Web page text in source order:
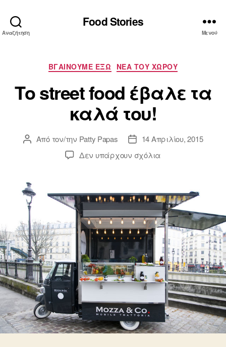
Αναζήτηση
Food Stories
Μενού
Κατηγορίες
ΒΓΑΙΝΟΥΜΕ ΕΞΩ ΝΕΑ ΤΟΥ ΧΩΡΟΥ
Το street food έβαλε τα
καλά του!
Συντάκτης
Από τον/την Patty Papas
Ημ.
δημοσίευσης
14 Απριλίου, 2015
Δεν υπάρχουν σχόλια
έβαλε
τα
καλά
του!